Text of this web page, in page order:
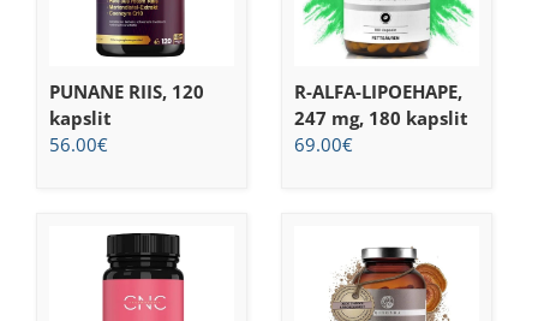
PUNANE RIIS, 120
kapslit
56.00€
R-ALFA-LIPOEHAPE,
247 mg, 180 kapslit
69.00€